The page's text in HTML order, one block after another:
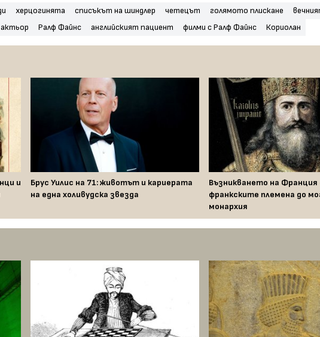
херцогинята списъкът на шиндлер четецът голямото плискане
актьор Ралф Файнс английският пациент филми с Ралф Файнс Кориолан
и
Брус Уилис на 71: животът и кариерата
на една холивудска звезда
Възникването на
франкските племена до
монархия